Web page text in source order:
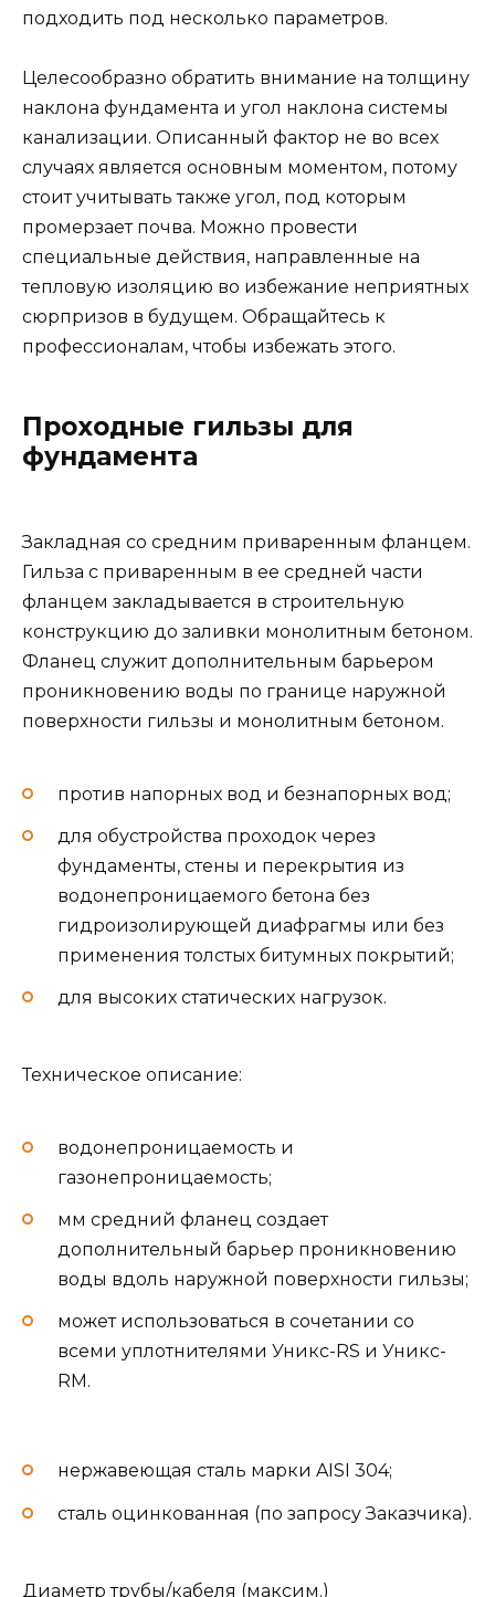
подходить под несколько параметров.
Целесообразно обратить внимание на толщину
наклона фундамента и угол наклона системы
канализации. Описанный фактор не во всех
случаях является основным моментом, потому
стоит учитывать также угол, под которым
промерзает почва. Можно провести
специальные действия, направленные на
тепловую изоляцию во избежание неприятных
сюрпризов в будущем. Обращайтесь к
профессионалам, чтобы избежать этого.
Проходные гильзы для
фундамента
Закладная со средним приваренным фланцем.
Гильза с приваренным в ее средней части
фланцем закладывается в строительную
конструкцию до заливки монолитным бетоном.
Фланец служит дополнительным барьером
проникновению воды по границе наружной
поверхности гильзы и монолитным бетоном.
против напорных вод и безнапорных вод;
для обустройства проходок через
фундаменты, стены и перекрытия из
водонепроницаемого бетона без
гидроизолирующей диафрагмы или без
применения толстых битумных покрытий;
для высоких статических нагрузок.
Техническое описание:
водонепроницаемость и
газонепроницаемость;
мм средний фланец создает
дополнительный барьер проникновению
воды вдоль наружной поверхности гильзы;
может использоваться в сочетании со
всеми уплотнителями Уникс-RS и Уникс-
RМ.
нержавеющая сталь марки AISI 304;
сталь оцинкованная (по запросу Заказчика).
Диаметр трубы/кабеля (максим.)